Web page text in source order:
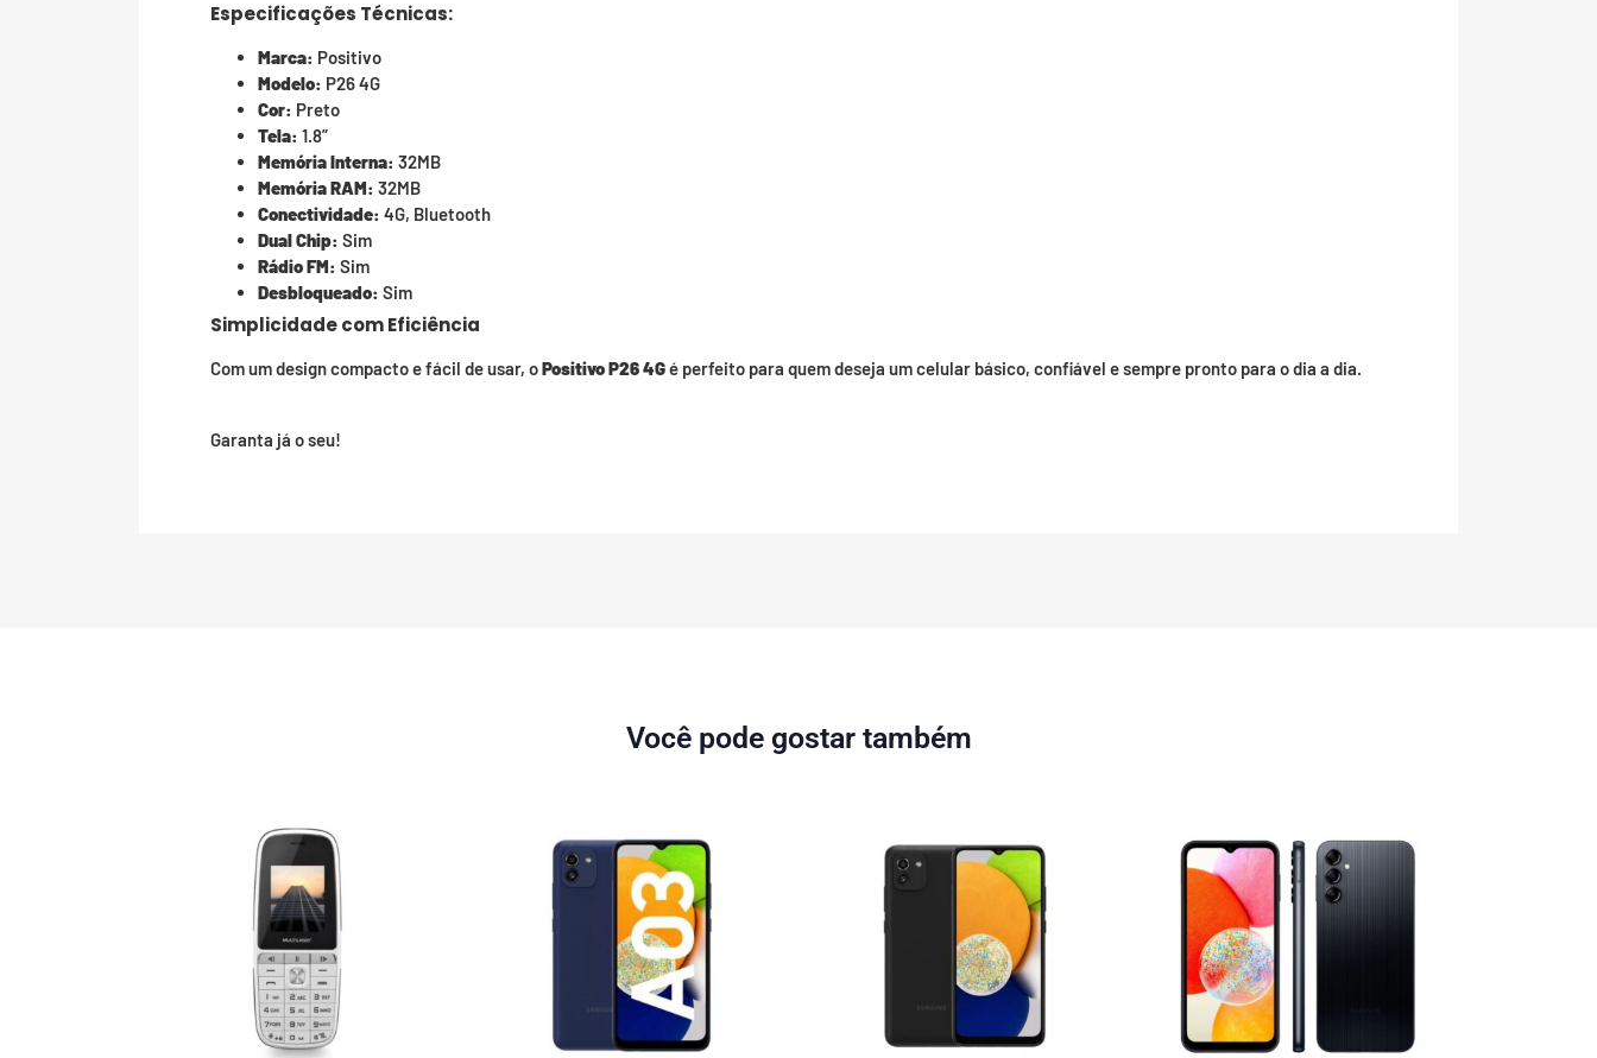
Especificações Técnicas:
Marca: Positivo
Modelo: P26 4G
Cor: Preto
Tela: 1.8”
Memória Interna: 32MB
Memória RAM: 32MB
Conectividade: 4G, Bluetooth
Dual Chip: Sim
Rádio FM: Sim
Desbloqueado: Sim
Simplicidade com Eficiência
Com um design compacto e fácil de usar, oPositivo P26 4Gé perfeito para quem deseja um celular básico, confiável e sempre pronto para o dia a dia.
Garanta já o seu!
Você pode gostar também